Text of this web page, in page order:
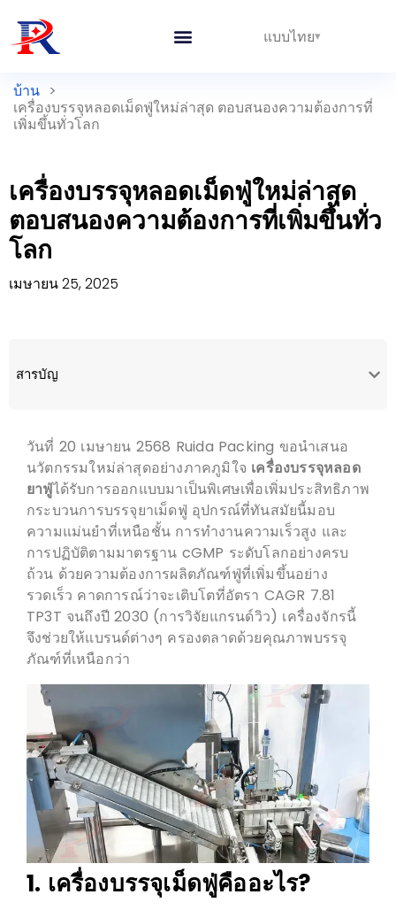
แบบไทย
บ้าน >
เครื่องบรรจุหลอดเม็ดฟู่ใหม่ล่าสุด ตอบสนองความต้องการที่
เพิ่มขึ้นทั่วโลก
เครื่องบรรจุหลอดเม็ดฟู่ใหม่ล่าสุด
ตอบสนองความต้องการที่เพิ่มขึ้นทั่ว
โลก
เมษายน 25, 2025
สารบัญ
วันที่ 20 เมษายน 2568 Ruida Packing ขอนำเสนอ
นวัตกรรมใหม่ล่าสุดอย่างภาคภูมิใจ เครื่องบรรจุหลอด
ยาฟู่ได้รับการออกแบบมาเป็นพิเศษเพื่อเพิ่มประสิทธิภาพ
กระบวนการบรรจุยาเม็ดฟู่ อุปกรณ์ที่ทันสมัยนี้มอบ
ความแม่นยำที่เหนือชั้น การทำงานความเร็วสูง และ
การปฏิบัติตามมาตรฐาน cGMP ระดับโลกอย่างครบ
ถ้วน ด้วยความต้องการผลิตภัณฑ์ฟู่ที่เพิ่มขึ้นอย่าง
รวดเร็ว คาดการณ์ว่าจะเติบโตที่อัตรา CAGR 7.81
TP3T จนถึงปี 2030 (การวิจัยแกรนด์วิว) เครื่องจักรนี้
จึงช่วยให้แบรนด์ต่างๆ ครองตลาดด้วยคุณภาพบรรจุ
ภัณฑ์ที่เหนือกว่า
1. เครื่องบรรจุเม็ดฟู่คืออะไร?